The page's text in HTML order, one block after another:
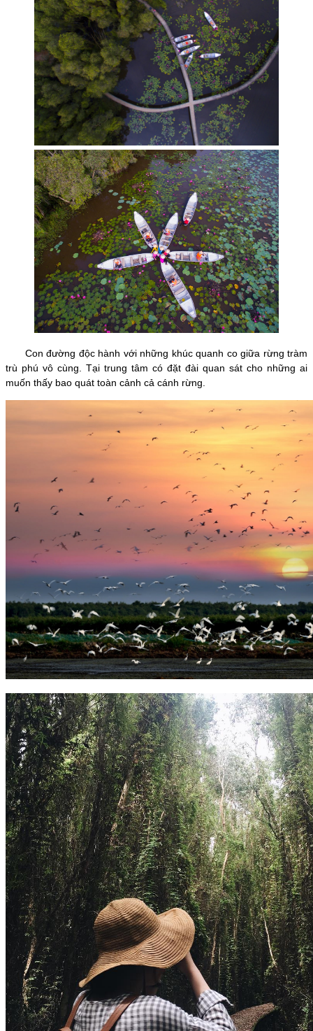
Con đường độc hành với những khúc quanh co giữa rừng tràm
trù phú vô cùng. Tại trung tâm có đặt đài quan sát cho những ai
muốn thấy bao quát toàn cảnh cả cánh rừng.